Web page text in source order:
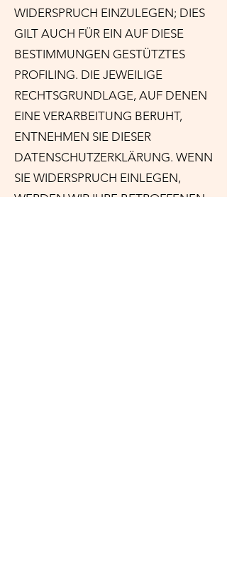
WIDERSPRUCH EINZULEGEN; DIES
GILT AUCH FÜR EIN AUF DIESE
BESTIMMUNGEN GESTÜTZTES
PROFILING. DIE JEWEILIGE
RECHTSGRUNDLAGE, AUF DENEN
EINE VERARBEITUNG BERUHT,
ENTNEHMEN SIE DIESER
DATENSCHUTZERKLÄRUNG. WENN
SIE WIDERSPRUCH EINLEGEN,
WERDEN WIR IHRE BETROFFENEN